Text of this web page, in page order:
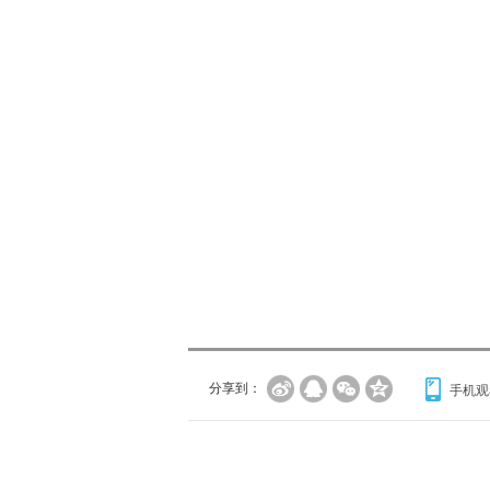
分享到： 手机